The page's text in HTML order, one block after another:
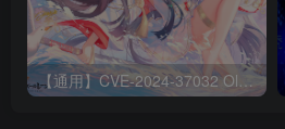
【通用】CVE-2024-37032 Ollama 远程代码执行漏洞